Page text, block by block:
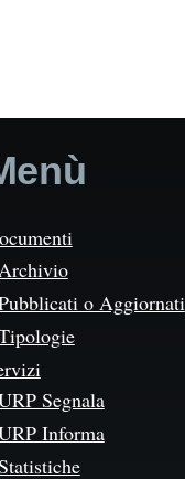
Archivio
o Aggiornati
Segnala
Informa